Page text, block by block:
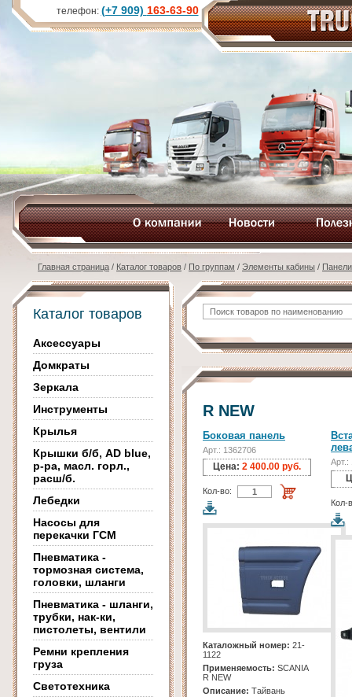
Главная страница / Каталог товаров / По группам / Элементы кабины /
Каталог товаров
Аксессуары
Домкраты
Зеркала
Инструменты
Крылья
Крышки б/б, AD blue,
р-ра, масл. горл.,
расш/б.
Лебедки
Насосы для
перекачки ГСМ
Пневматика -
тормозная система,
головки, шланги
Пневматика - шланги,
трубки, нак-ки,
пистолеты, вентили
Ремни крепления
груза
Светотехника
R NEW
Боковая панель
Арт.: 1362706
Цена: 2 400.00 руб.
Кол-во:
Каталожный номер: 21-
1122
Применяемость: SCANIA
R NEW
Описание: Тайвань
Арт.:
Кол-
телефон: (+7 909) 163-63-90